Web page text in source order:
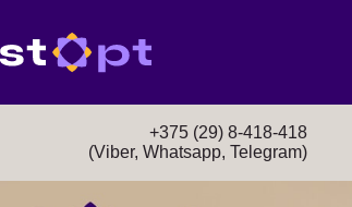
+375 (29) 8-418-418
(Viber, Whatsapp, Telegram)